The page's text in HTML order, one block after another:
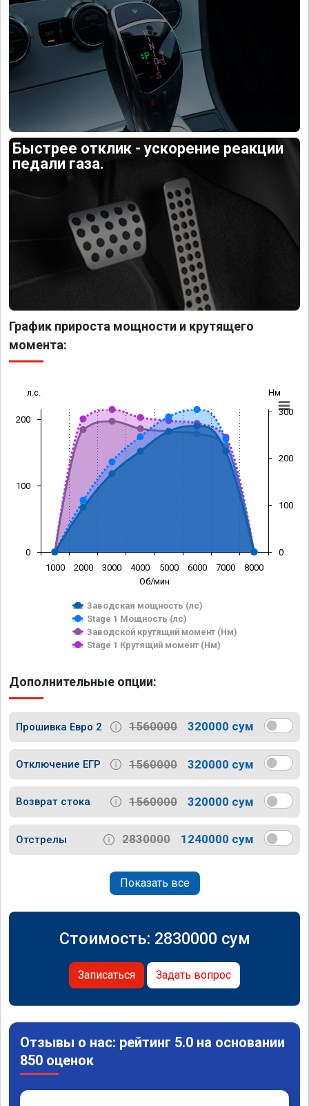
Быстрее отклик - ускорение реакции
педали газа.
График прироста мощности и крутящего
момента:
Об/мин
л.с. Нм
Заводская мощность (лс)
Stage 1 Мощность (лс)
Заводской крутящий момент (Нм)
Stage 1 Крутящий момент (Нм)
1000 2000 3000 4000 5000 6000 7000 8000
0
100
200
0
100
200
300
Дополнительные опции:
Прошивка Евро 2 1560000 320000 сум
Отключение ЕГР 1560000 320000 сум
Возврат стока 1560000 320000 сум
Отстрелы 2830000 1240000 сум
Показать все
Стоимость: 2830000 сум
Записаться Задать вопрос
Отзывы о нас: рейтинг 5.0 на основании
850 оценок